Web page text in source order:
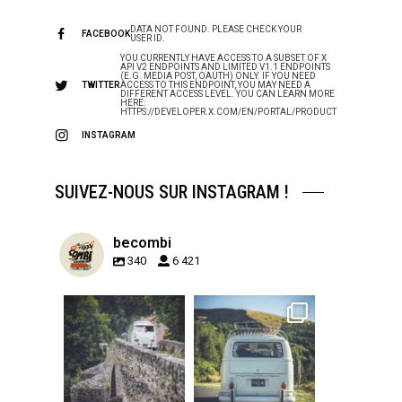
FACEBOOKDATA NOT FOUND. PLEASE CHECK YOUR
USER ID.
TWITTER
YOU CURRENTLY HAVE ACCESS TO A SUBSET OF X
API V2 ENDPOINTS AND LIMITED V1.1 ENDPOINTS
(E.G. MEDIA POST, OAUTH) ONLY. IF YOU NEED
ACCESS TO THIS ENDPOINT, YOU MAY NEED A
DIFFERENT ACCESS LEVEL. YOU CAN LEARN MORE
HERE:
HTTPS://DEVELOPER.X.COM/EN/PORTAL/PRODUCT
INSTAGRAM
SUIVEZ-NOUS SUR INSTAGRAM !
becombi
340 6 421
becombi
Sep 15
becombi
Sep 12